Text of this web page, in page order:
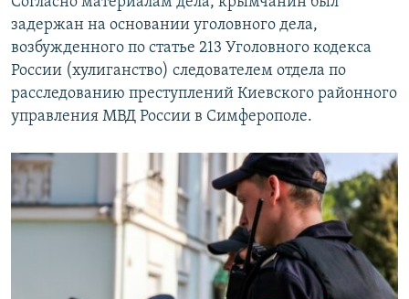
задержан на основании уголовного дела,
возбужденного по статье 213 Уголовного кодекса
России (хулиганство) следователем отдела по
расследованию преступлений Киевского районного
управления МВД России в Симферополе.